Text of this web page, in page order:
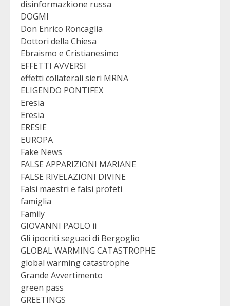
disinformazkione russa
DOGMI
Don Enrico Roncaglia
Dottori della Chiesa
Ebraismo e Cristianesimo
EFFETTI AVVERSI
effetti collaterali sieri MRNA
ELIGENDO PONTIFEX
Eresia
Eresia
ERESIE
EUROPA
Fake News
FALSE APPARIZIONI MARIANE
FALSE RIVELAZIONI DIVINE
Falsi maestri e falsi profeti
famiglia
Family
GIOVANNI PAOLO ii
Gli ipocriti seguaci di Bergoglio
GLOBAL WARMING CATASTROPHE
global warming catastrophe
Grande Avvertimento
green pass
GREETINGS